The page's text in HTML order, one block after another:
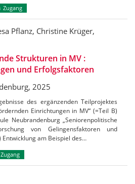
Zugang
Pflanz, Christine Krüger,
Strukturen in MV :
und Erfolgsfaktoren
2025
des ergänzenden Teilprojektes
Einrichtungen in MV“ (=Teil B)
Neubrandenburg „Seniorenpolitische
von Gelingensfaktoren und
am Beispiel des…
Zugang